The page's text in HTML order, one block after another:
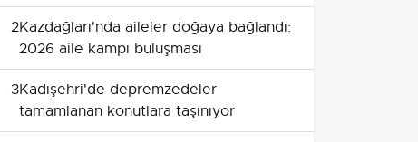
2Kazdağları'nda aileler doğaya bağlandı:
2026 aile kampı buluşması
3Kadışehri'de depremzedeler
tamamlanan konutlara taşınıyor